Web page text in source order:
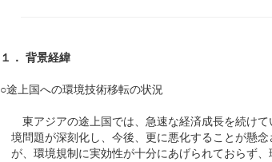
１． 背景経緯
○途上国への環境技術移転の状況
東アジアの途上国では、急速な経済成長を続け
境問題が深刻化し、今後、更に悪化することが懸
が、環境規制に実効性が十分にあげられておらず